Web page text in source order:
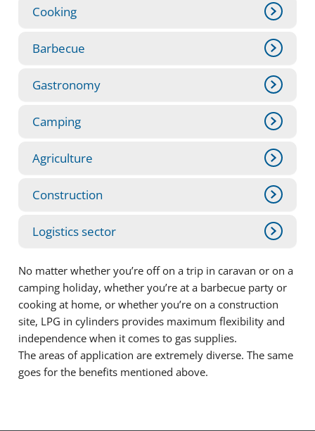
Cooking
Barbecue
Gastronomy
Camping
Agriculture
Construction
Logistics sector
No matter whether you’re off on a trip in caravan or on a
camping holiday, whether you’re at a barbecue party or
cooking at home, or whether you’re on a construction
site, LPG in cylinders provides maximum flexibility and
independence when it comes to gas supplies.
The areas of application are extremely diverse. The same
goes for the benefits mentioned above.